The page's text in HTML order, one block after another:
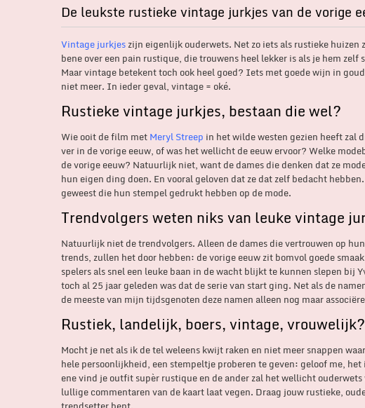
De leukste rustieke vintage jurkjes van de vorige
Vintage jurkjeszijn eigenlijk ouderwets. Net zo iets als rustieke
bene over een pain rustique, die trouwens heel lekker is als je hem
Maar vintage betekent toch ook heel goed? Iets met goede wijn in
niet meer. In ieder geval, vintage = oké.
Rustieke vintage jurkjes, bestaan die wel?
Wie ooit de film metMeryl Streep in het wilde westen gezien heeft zal
ver in de vorige eeuw, of was het wellicht de eeuw ervoor? Welke
de vorige eeuw? Natuurlijk niet, want de dames die denken dat ze
hun eigen ding doen. En vooral geloven dat ze dat zelf bedacht
geweest die hun stempel gedrukt hebben op de mode.
Trendvolgers weten niks van leuke vintage
Natuurlijk niet de trendvolgers. Alleen de dames die vertrouwen op
trends, zullen het door hebben: de vorige eeuw zit bomvol goede
spelers als snel een leuke baan in de wacht blijkt te kunnen slepen bij
toch al 25 jaar geleden was dat de serie van start ging. Net als de
de meeste van mijn tijdsgenoten deze namen alleen nog maar
Rustiek, landelijk, boers, vintage, vrouwelijk?
Mocht je net als ik de tel weleens kwijt raken en niet meer snappen
hele persoonlijkheid, een stempeltje proberen te geven: geloof me,
ene vind je outfit supèr rustique en de ander zal het wellicht
lullige commentaren van de kaart laat vegen. Draag jouw rustieke,